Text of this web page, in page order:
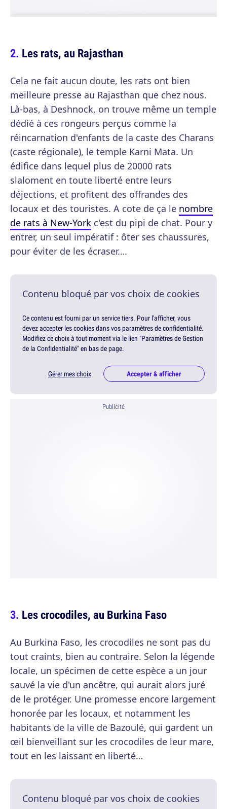
Les rats, au Rajasthan
Cela ne fait aucun doute, les rats ont bien
meilleure presse au Rajasthan que chez nous.
Là-bas, à Deshnock, on trouve même un temple
dédié à ces rongeurs perçus comme la
réincarnation d'enfants de la caste des Charans
(caste régionale), le temple Karni Mata. Un
édifice dans lequel plus de 20000 rats
slaloment en toute liberté entre leurs
déjections, et profitent des offrandes des
locaux et des touristes. A cote de ça le nombre
de rats à New-York c'est du pipi de chat. Pour y
entrer, un seul impératif : ôter ses chaussures,
pour éviter de les écraser….
Contenu bloqué par vos choix de cookies
Ce contenu est fourni par un service tiers. Pour l'afficher, vous
devez accepter les cookies dans vos paramètres de confidentialité.
Modifiez ce choix à tout moment via le lien "Paramètres de Gestion
de la Confidentialité" en bas de page.
Gérer mes choix Accepter & afficher
Publicité
Les crocodiles, au Burkina Faso
Au Burkina Faso, les crocodiles ne sont pas du
tout craints, bien au contraire. Selon la légende
locale, un spécimen de cette espèce a un jour
sauvé la vie d'un ancêtre, qui aurait alors juré
de le protéger. Une promesse encore largement
honorée par les locaux, et notamment les
habitants de la ville de Bazoulé, qui gardent un
œil bienveillant sur les crocodiles de leur mare,
tout en les laissant en liberté…
Contenu bloqué par vos choix de cookies